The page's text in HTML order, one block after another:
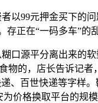
以99元押金买下的
正在“一码多车”的乱
源平分离出来的
的，店长告诉记者
、百世快递等字样
价格换取平台的规